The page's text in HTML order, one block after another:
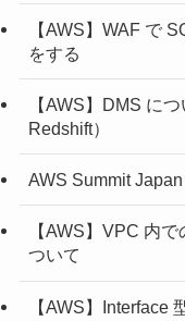
【AWS】WAF で
をする
【AWS】DMS に
Redshift）
AWS Summit
【AWS】VPC 内
ついて
【AWS】Interface